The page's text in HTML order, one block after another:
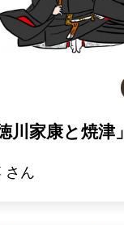
川家康と焼津」
さん